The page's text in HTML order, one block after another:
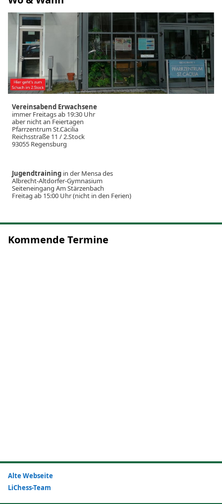
Vereinsabend Erwachsene
immer Freitags ab 19:30 Uhr
aber nicht an Feiertagen
Pfarrzentrum St.Cäcilia
Reichsstraße 11 / 2.Stock
93055 Regensburg
Jugendtraining in der Mensa des
Albrecht-Altdorfer-Gymnasium
Seiteneingang Am Stärzenbach
Freitag ab 15:00 Uhr (nicht in den Ferien)
Kommende Termine
Alte Webseite
LiChess-Team